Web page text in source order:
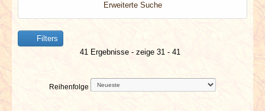
NEWS & DATES
BERICHTE
VERLOSUNGEN
Erweiterte Suche
Filters
41 Ergebnisse - zeige 31 - 41
Reihenfolge